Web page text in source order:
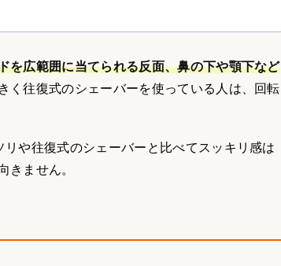
を広範囲に当てられる反面、鼻の下や顎下など
く往復式のシェーバーを使っている人は、回転
や往復式のシェーバーと比べてスッキリ感は
きません。